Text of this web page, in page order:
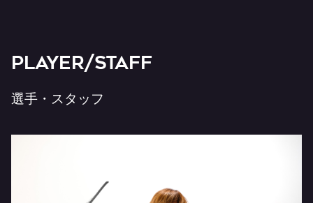
PLAYER/STAFF
選手・スタッフ